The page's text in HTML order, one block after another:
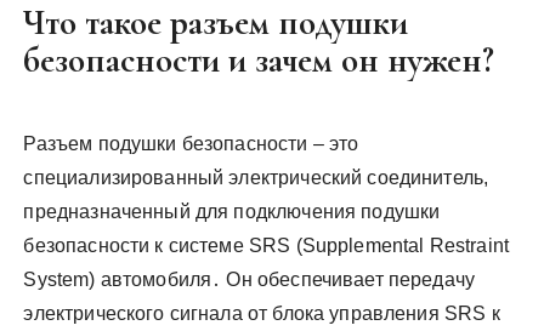
Что такое разъем подушки
безопасности и зачем он нужен?
Разъем подушки безопасности – это
специализированный электрический соединитель,
предназначенный для подключения подушки
безопасности к системе SRS (Supplemental Restraint
System) автомобиля․ Он обеспечивает передачу
электрического сигнала от блока управления SRS к